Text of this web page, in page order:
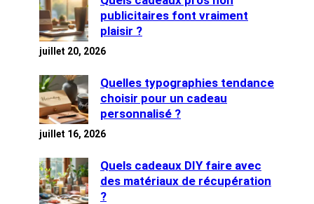
publicitaires font vraiment
plaisir ?
juillet 20, 2026
Quelles typographies tendance
choisir pour un cadeau
personnalisé ?
juillet 16, 2026
Quels cadeaux DIY faire avec
des matériaux de récupération
?